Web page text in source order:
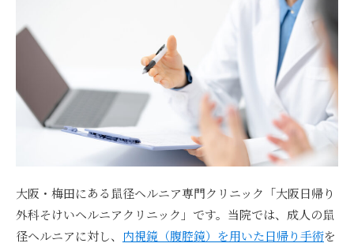
大阪・梅田にある鼠径ヘルニア専門クリニック「大阪日帰り
外科そけいヘルニアクリニック」です。当院では、成人の鼠
径ヘルニアに対し、 内視鏡（腹腔鏡）を用いた日帰り手術を